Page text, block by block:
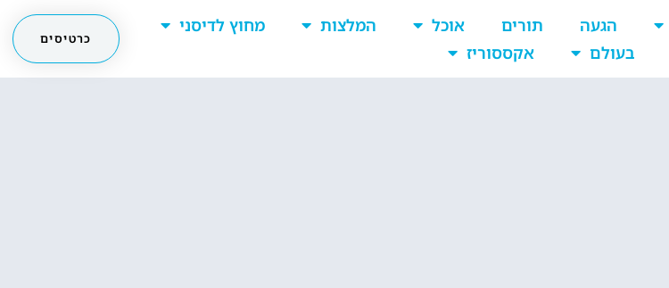
הגעה תורים אוכל המלצות
מחוץ לדיסני
בעולם אקססוריז
כרטיסים